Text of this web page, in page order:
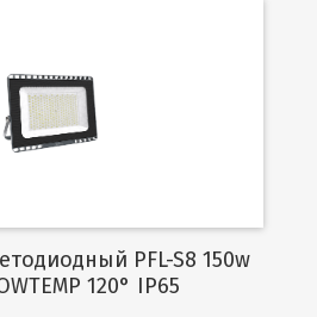
Подробнее
120° IP65